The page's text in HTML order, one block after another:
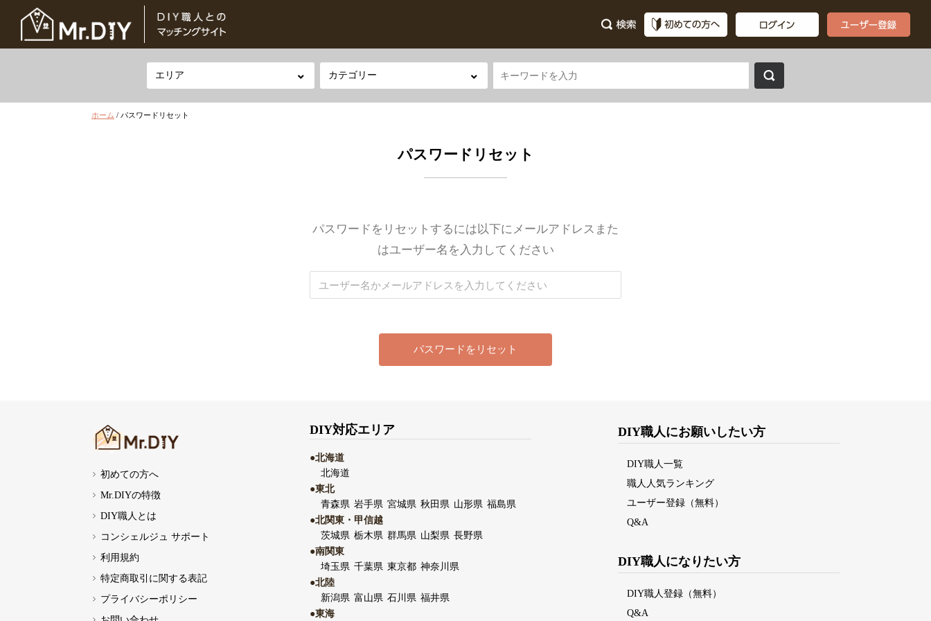
ホーム / パスワードリセット
パスワードリセット
パスワードをリセットするには以下にメールアドレスまた
はユーザー名を入力してください
初めての方へ
Mr.DIYの特徴
DIY職人とは
コンシェルジュ サポート
利用規約
特定商取引に関する表記
プライバシーポリシー
DIY対応エリア
●北海道
北海道
●東北
青森県 岩手県 宮城県 秋田県 山形県 福島県
●北関東・甲信越
茨城県 栃木県 群馬県 山梨県 長野県
●南関東
埼玉県 千葉県 東京都 神奈川県
●北陸
新潟県 富山県 石川県 福井県
●東海
DIY職人にお願いしたい方
DIY職人一覧
職人人気ランキング
ユーザー登録（無料）
Q&A
DIY職人になりたい方
DIY職人登録（無料）
Q&A